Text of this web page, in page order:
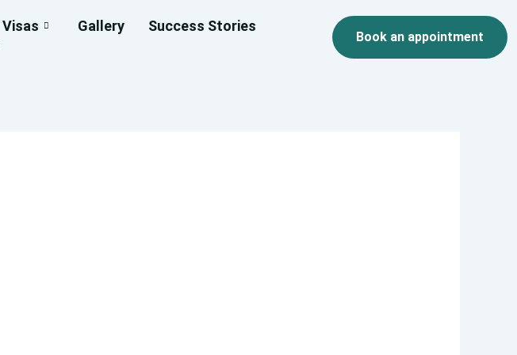
Visas Gallery
Success Stories
Book an appointment